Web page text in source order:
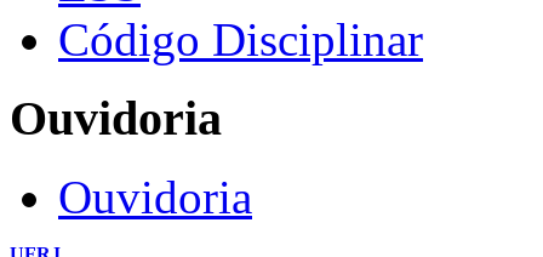
Código Disciplinar
Ouvidoria
Ouvidoria